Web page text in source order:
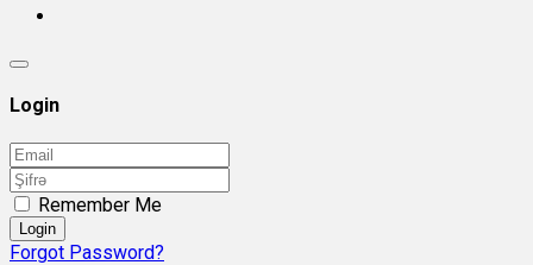
Login
Remember Me
Login
Forgot Password?